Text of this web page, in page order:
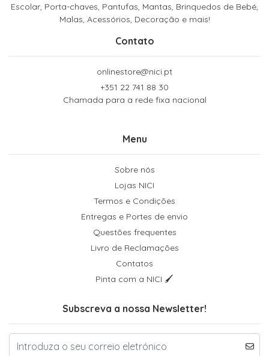
Escolar, Porta-chaves, Pantufas, Mantas, Brinquedos de Bebé,
Malas, Acessórios, Decoração e mais!
Contato
onlinestore@nici.pt
+351 22 741 88 30
Chamada para a rede fixa nacional
Menu
Sobre nós
Lojas NICI
Termos e Condições
Entregas e Portes de envio
Questões frequentes
Livro de Reclamações
Contatos
Pinta com a NICI 🖌
Subscreva a nossa Newsletter!